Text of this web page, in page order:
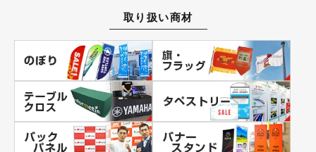
取り扱い商材